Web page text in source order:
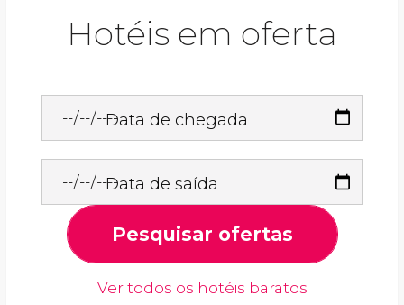
Hotéis em oferta
Data de chegada
Data de saída
Pesquisar ofertas
Ver todos os hotéis baratos